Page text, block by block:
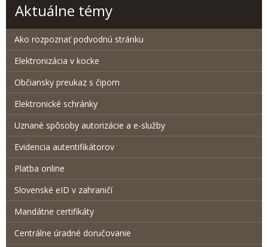
Aktuálne témy
Ako rozpoznať podvodnú stránku
Elektronizácia v kocke
Občiansky preukaz s čipom
Elektronické schránky
Uznané spôsoby autorizácie a e-služby
Evidencia autentifikátorov
Platba online
Slovenské eID v zahraničí
Mandátne certifikáty
Centrálne úradné doručovanie